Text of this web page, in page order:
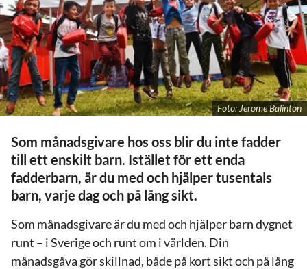
Foto: Jerome Balinton
Som månadsgivare hos oss blir du inte fadder
till ett enskilt barn. Istället för ett enda
fadderbarn, är du med och hjälper tusentals
barn, varje dag och på lång sikt.
Som månadsgivare är du med och hjälper barn dygnet
runt – i Sverige och runt om i världen. Din
månadsgåva gör skillnad, både på kort sikt och på lång